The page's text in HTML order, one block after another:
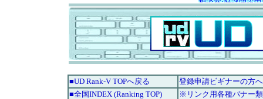
■UD Rank-V TOPへ戻る
登録申請ビギナーの方
■全国INDEX (Ranking TOP)
※リンク用各種バナー類